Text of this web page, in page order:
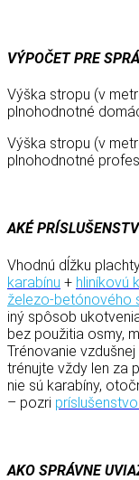
VÝPOČET PRE
Výška stropu (v
plnohodnotné
Výška stropu (v
plnohodnotné
AKÉ
Vhodnú dĺžku
karabínu + hliníkovú
železo-betónového
iný spôsob
bez použitia osmy,
Trénovanie
trénujte vždy len za
nie sú karabíny,
– pozri príslušenstvo.
AKO SPRÁVNE